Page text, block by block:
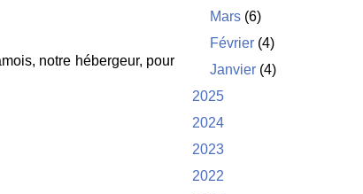
notre hébergeur, pour
Mars (6)
Février (4)
Janvier (4)
2025
2024
2023
2022